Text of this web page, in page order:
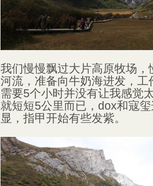
我们慢慢飘过大片高原牧场，
河流，准备向牛奶海进发，工
需要5个小时并没有让我感觉
就短短5公里而已，dox和寇
显，指甲开始有些发紫。